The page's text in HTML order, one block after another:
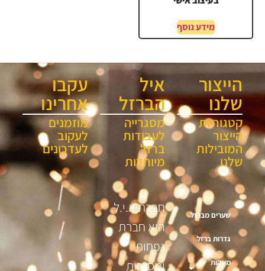
מידע נוסף
הייצור
שלנו
קטגוריות
הייצור
המובילות
שלנו
שערים מברזל
גדרות ברזל
מעקות
איל
הברזל
מסגרייה
לעבודות
ברזל
מיוחדות
חברת א.י.ל.
היא חברת
נפחות
ומסגרות
עקבו
אחרינו
מוזמנים
לעקוב
לעדכונים